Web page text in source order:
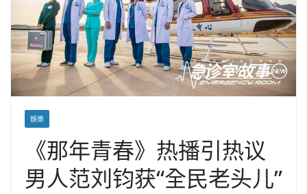
娛樂
《那年青春》热播引热议
男人范刘钧获“全民老头儿”